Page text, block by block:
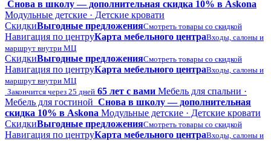
Снова в школу — дополнительная скидка 10% в Askona
Модульные детские · Детские кровати
СкидкиВыгодные предложенияСмотреть товары со скидкой
Навигация по центруКарта мебельного центраВходы, салоны и
маршрут внутри МЦ
СкидкиВыгодные предложенияСмотреть товары со скидкой
Навигация по центруКарта мебельного центраВходы, салоны и
маршрут внутри МЦ
Закончится через 25 дней 65 лет с вами Мебель для спальни ·
Мебель для гостиной Снова в школу — дополнительная
скидка 10% в Askona Модульные детские · Детские кровати
СкидкиВыгодные предложенияСмотреть товары со скидкой
Навигация по центруКарта мебельного центраВходы, салоны и